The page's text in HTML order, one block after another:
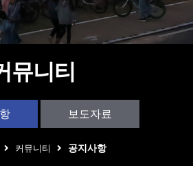
구로 가든페스타
구로 동아리 예술제
어울림 특집 콘서트
뮤니티
보도자료
커뮤니티 공지사항